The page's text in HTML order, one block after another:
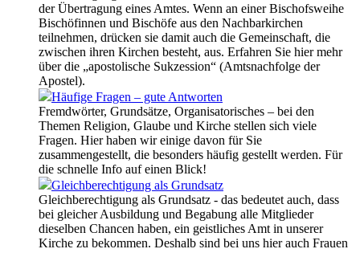
der Übertragung eines Amtes. Wenn an einer Bischofsweihe
Bischöfinnen und Bischöfe aus den Nachbarkirchen
teilnehmen, drücken sie damit auch die Gemeinschaft, die
zwischen ihren Kirchen besteht, aus. Erfahren Sie hier mehr
über die „apostolische Sukzession“ (Amtsnachfolge der
Apostel).
Häufige Fragen – gute Antworten
Fremdwörter, Grundsätze, Organisatorisches – bei den
Themen Religion, Glaube und Kirche stellen sich viele
Fragen. Hier haben wir einige davon für Sie
zusammengestellt, die besonders häufig gestellt werden. Für
die schnelle Info auf einen Blick!
Gleichberechtigung als Grundsatz
Gleichberechtigung als Grundsatz - das bedeutet auch, dass
bei gleicher Ausbildung und Begabung alle Mitglieder
dieselben Chancen haben, ein geistliches Amt in unserer
Kirche zu bekommen. Deshalb sind bei uns hier auch Frauen